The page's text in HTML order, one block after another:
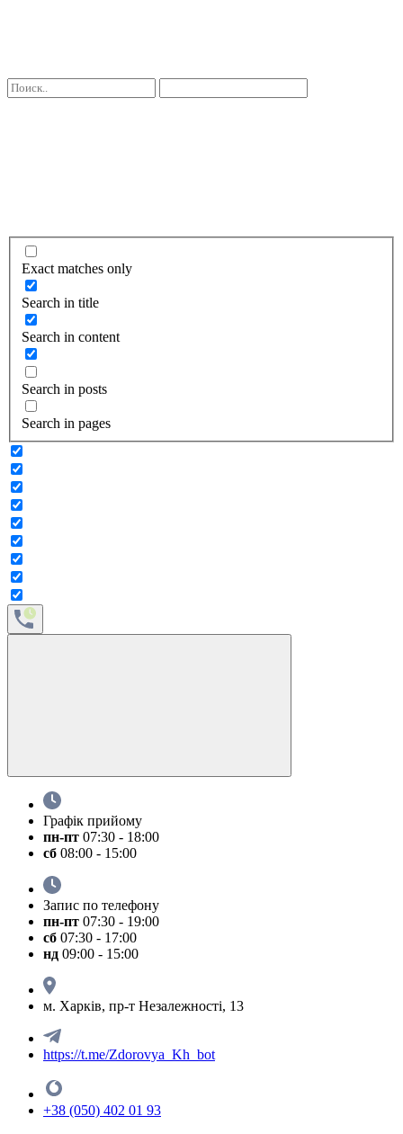
Exact matches only
Search in title
Search in content
Search in posts
Search in pages
Графік прийому
пн-пт 07:30 - 18:00
сб 08:00 - 15:00
Запис по телефону
пн-пт 07:30 - 19:00
сб 07:30 - 17:00
нд 09:00 - 15:00
м. Харків, пр-т Незалежності, 13
https://t.me/Zdorovya_Kh_bot
+38 (050) 402 01 93